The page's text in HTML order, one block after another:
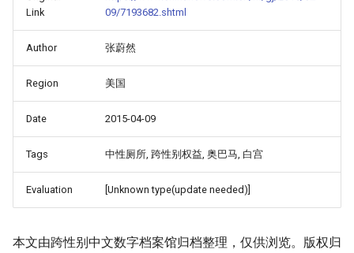
Link
09/7193682.shtml
Author 张蔚然
Region 美国
Date 2015-04-09
Tags 中性厕所, 跨性别权益, 奥巴马, 白宫
Evaluation [Unknown type(update needed)]
本文由跨性别中文数字档案馆归档整理，仅供浏览。版权归